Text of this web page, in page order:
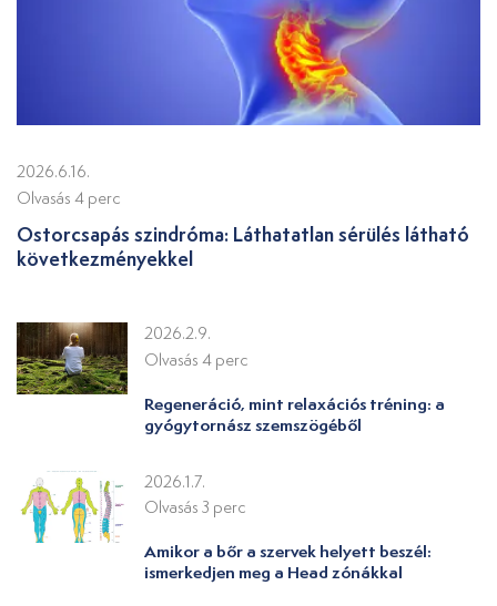
2026.6.16.
Olvasás 4 perc
Ostorcsapás szindróma: Láthatatlan sérülés látható
következményekkel
2026.2.9.
Olvasás 4 perc
Regeneráció, mint relaxációs tréning: a
gyógytornász szemszögéből
2026.1.7.
Olvasás 3 perc
Amikor a bőr a szervek helyett beszél:
ismerkedjen meg a Head zónákkal